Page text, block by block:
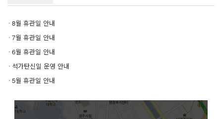
8월 휴관일 안내
7월 휴관일 안내
6월 휴관일 안내
석가탄신일 운영 안내
5월 휴관일 안내